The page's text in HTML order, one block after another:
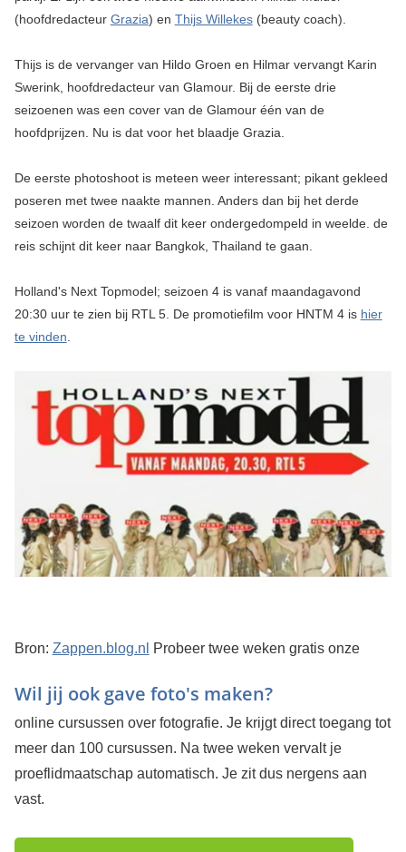
(hoofdredacteur Grazia) en Thijs Willekes(beauty coach).
Thijs is de vervanger van Hildo Groen en Hilmar vervangt Karin
Swerink, hoofdredacteur van Glamour. Bij de eerste drie
seizoenen was een cover van de Glamour één van de
hoofdprijzen. Nu is dat voor het blaadje Grazia.
De eerste photoshoot is meteen weer interessant; pikant gekleed
poseren met twee naakte mannen. Anders dan bij het derde
seizoen worden de twaalf dit keer ondergedompeld in weelde. de
reis schijnt dit keer naar Bangkok, Thailand te gaan.
Holland's Next Topmodel; seizoen 4 is vanaf maandagavond
20:30 uur te zien bij RTL 5. De promotiefilm voor HNTM 4 is hier
te vinden.
Bron: Zappen.blog.nl
Wil jij ook gave foto's maken?
Probeer twee weken gratis onze
online cursussen over fotografie. Je krijgt direct toegang tot
meer dan 100 cursussen. Na twee weken vervalt je
proeflidmaatschap automatisch. Je zit dus nergens aan
vast.